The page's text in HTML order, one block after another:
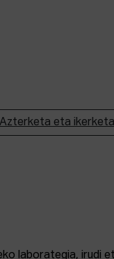
Azterketa eta
laborategia, irudi